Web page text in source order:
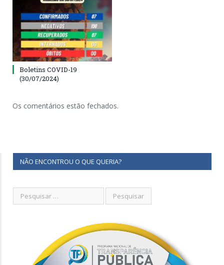
Boletins COVID-19
(30/07/2024)
Os comentários estão fechados.
NÃO ENCONTROU O QUE QUERIA?